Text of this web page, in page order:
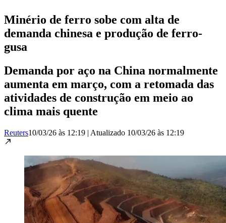
Minério de ferro sobe com alta de
demanda chinesa e produção de ferro-
gusa
Demanda por aço na China normalmente
aumenta em março, com a retomada das
atividades de construção em meio ao
clima mais quente
Reuters10/03/26 às 12:19 | Atualizado 10/03/26 às 12:19